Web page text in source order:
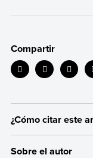
Compartir
¿Cómo citar este
dar crédito a los
Sobre el autor